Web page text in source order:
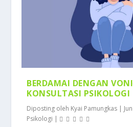
BERDAMAI DENGAN
KONSULTASI PSIKOLOGI
Diposting oleh Kyai Pamungkas |
Psikologi |